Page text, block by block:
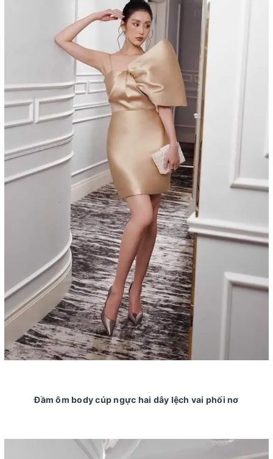
Đầm ôm body cúp ngực hai dây lệch vai phối nơ